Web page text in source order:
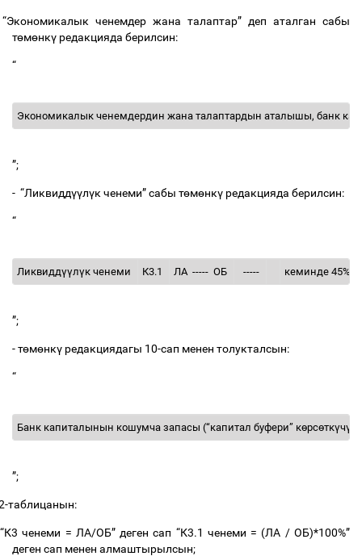
“Экономикалык ченемдер жана талаптар” деп аталган сабы
төмөнкү редакцияда берилсин:
“
Экономикалык ченемдердин жана талаптардын аталышы, банк
”;
- “Ликвиддүүлүк ченеми”сабы төмөнкү редакцияда берилсин:
“
Ликвиддүүлүк ченеми К3.1 ЛА ----- ОБ ----- кеминде 45%
”;
-төмөнкү редакциядагы 10-сап менен толукталсын:
“
Банк капиталынын кошумча запасы (“капитал буфери” көрсөткүчү
”;
таблицанын:
“К3ченеми = ЛА/ОБ” деген сап “К3.1 ченеми = (ЛА / ОБ)*100%”
деген сап менен алмаштырылсын;